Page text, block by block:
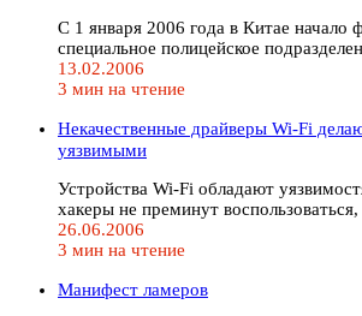
С 1 января 2006 года в Китае начало
специальное полицейское
13.02.2006
3 мин на чтение
Некачественные драйверы Wi-Fi
уязвимыми
Устройства Wi-Fi обладают
хакеры не преминут
26.06.2006
3 мин на чтение
Манифест ламеров